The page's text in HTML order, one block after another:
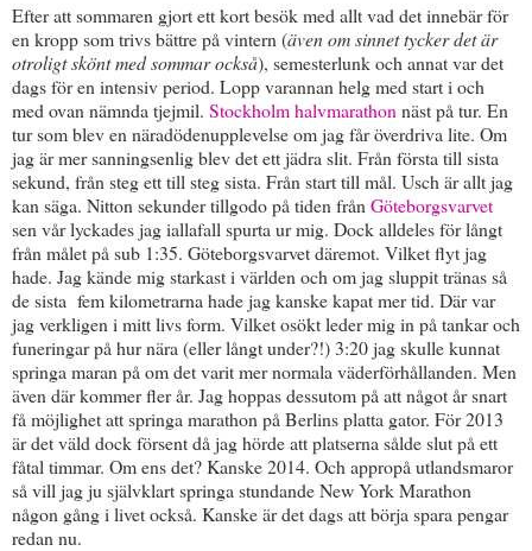
Efter att sommaren gjort ett kort besök med allt vad det innebär för
en kropp som trivs bättre på vintern (även om sinnet tycker det är
otroligt skönt med sommar också), semesterlunk och annat var det
dags för en intensiv period. Lopp varannan helg med start i och
med ovan nämnda tjejmil. Stockholm halvmarathon näst på tur. En
tur som blev en näradödenupplevelse om jag får överdriva lite. Om
jag är mer sanningsenlig blev det ett jädra slit. Från första till sista
sekund, från steg ett till steg sista. Från start till mål. Usch är allt jag
kan säga. Nitton sekunder tillgodo på tiden från Göteborgsvarvet
sen vår lyckades jag iallafall spurta ur mig. Dock alldeles för långt
från målet på sub 1:35. Göteborgsvarvet däremot. Vilket flyt jag
hade. Jag kände mig starkast i världen och om jag sluppit tränas så
de sista fem kilometrarna hade jag kanske kapat mer tid. Där var
jag verkligen i mitt livs form. Vilket osökt leder mig in på tankar och
funeringar på hur nära (eller långt under?!) 3:20 jag skulle kunnat
springa maran på om det varit mer normala väderförhållanden. Men
även där kommer fler år. Jag hoppas dessutom på att något år snart
få möjlighet att springa marathon på Berlins platta gator. För 2013
är det väld dock försent då jag hörde att platserna sålde slut på ett
fåtal timmar. Om ens det? Kanske 2014. Och appropå utlandsmaror
så vill jag ju självklart springa stundande New York Marathon
någon gång i livet också. Kanske är det dags att börja spara pengar
redan nu.